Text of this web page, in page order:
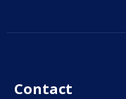
Contact